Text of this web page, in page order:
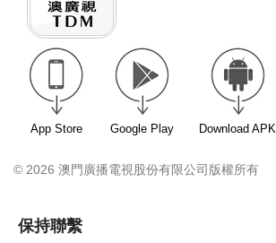
App Store Google Play Download APK
© 2026 澳門廣播電視股份有限公司版權所有
保持聯繫